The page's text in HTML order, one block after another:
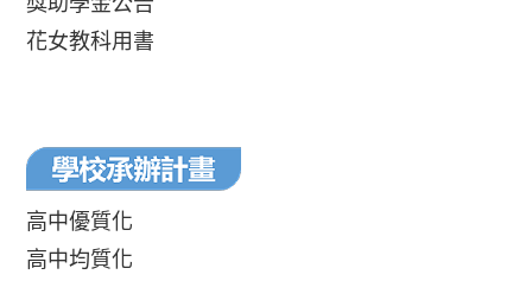
花女教科用書
高中優質化
高中均質化